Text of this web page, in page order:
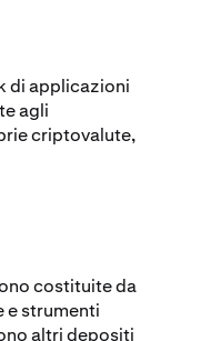
di applicazioni
agli
criptovalute,
costituite da
e strumenti
altri depositi